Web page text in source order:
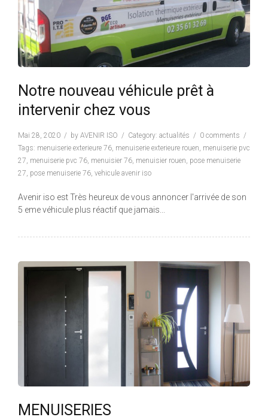
Notre nouveau véhicule prêt à
intervenir chez vous
Mai 28, 2020 by AVENIR ISO Category: actualités
0 comments
Tags: menuiserie exterieure 76, menuiserie exterieure rouen, menuiserie pvc
27, menuiserie pvc 76, menuisier 76, menuisier rouen, pose menuiserie
27, pose menuiserie 76, vehicule avenir iso
Avenir iso est Très heureux de vous annoncer l'arrivée de son
5 eme véhicule plus réactif que jamais...
MENUISERIES